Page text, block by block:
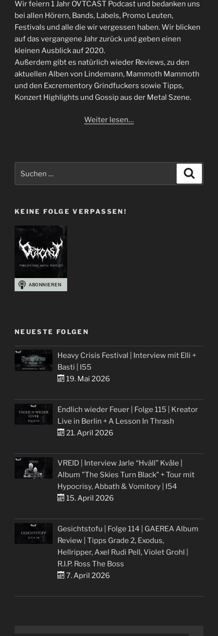
Wir feiern 1 Jahr OVTCAST Podcast und bedanken uns
bei allen Hörern, Bands, Labels, Promo Leuten,
Festivals und alle die wir vergessen haben. Wir blicken
auf das vergangene Jahr zurück und geben einen
kleinen Ausblick auf 2020.
Außerdem gibt es natürlich wieder Reviews, zu den
aktuellen Alben von Lindemann, Mammoth Mammoth
und den Excrementory Grindfuckers sowie Tipps,
Konzert Highlights und Gossip aus der Metal Szene.
Weiter lesen…
KEINE FOLGE VERPASSEN!
NEUESTE FOLGEN
Heavy Crisis Festival | Interview mit Elli +
Basti | I55
19. Mai 2026
Endlich wieder Feuer | Folge 115 | Kreator
Live in Berlin + A Lesson In Thrash
21. April 2026
VREID | Interview Jarle “Hváll” Kvåle |
Album "The Skies Turn Black" + Tour mit
Hypocrisy, Abbath & Vomitory | I54
15. April 2026
Gesichtstofu | Folge 114 | GAEREA Album
Review | Tipps Grade 2, Exodus,
Hellripper, Axel Rudi Pell, Violet Grohl |
R.I.P. Ross The Boss
7. April 2026